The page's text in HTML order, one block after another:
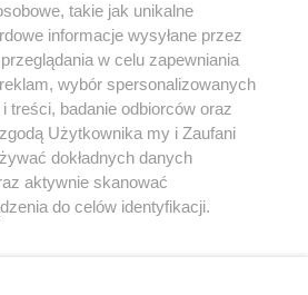
Regulamin
Kontakt
Ogłoszenia Katalog firm
do newslettera
ludzi najlepiej poinformowanych!
Zapisz się »
takie jak unikalne
informacje wysyłane przez
w celu zapewniania
wybór spersonalizowanych
treści, badanie odbiorców oraz
Użytkownika my i Zaufani
dokładnych danych
aktywnie skanować
do celów identyfikacji.